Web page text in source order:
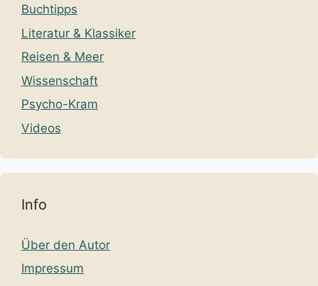
Buchtipps
Literatur & Klassiker
Reisen & Meer
Wissenschaft
Psycho-Kram
Videos
Info
Über den Autor
Impressum